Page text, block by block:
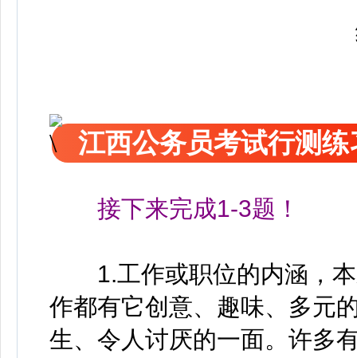
江西公务员考试行测练
接下来完成1-3题！
1.工作或职位的内涵，本
作都有它创意、趣味、多元
生、令人讨厌的一面。许多